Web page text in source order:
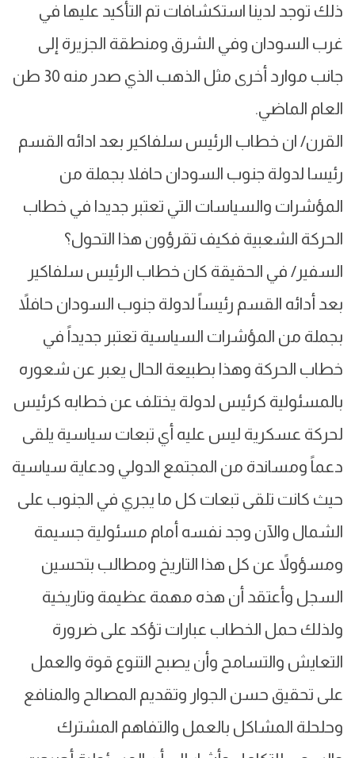
ذلك توجد لدينا استكشافات تم التأكيد عليها في
غرب السودان وفي الشرق ومنطقة الجزيرة إلى
جانب موارد أخرى مثل الذهب الذي صدر منه 30 طن
العام الماضي.
القرن/ ان خطاب الرئيس سلفاكير بعد ادائه القسم
رئيسا لدولة جنوب السودان حافلا بجملة من
المؤشرات والسياسات التي تعتبر جديدا في خطاب
الحركة الشعبية فكيف تقرؤون هذا التحول؟
السفير/ في الحقيقة كان خطاب الرئيس سلفاكير
بعد أدائه القسم رئيساً لدولة جنوب السودان حافلاً
بجملة من المؤشرات السياسية تعتبر جديداً في
خطاب الحركة وهذا بطبيعة الحال يعبر عن شعوره
بالمسئولية كرئيس لدولة يختلف عن خطابه كرئيس
لحركة عسكرية ليس عليه أي تبعات سياسية يلقى
دعماً ومساندة من المجتمع الدولي ودعاية سياسية
حيث كانت تلقى تبعات كل ما يجري في الجنوب على
الشمال والآن وجد نفسه أمام مسئولية جسيمة
ومسؤولاً عن كل هذا التاريخ ومطالب بتحسين
السجل وأعتقد أن هذه مهمة عظيمة وتاريخية
ولذلك حمل الخطاب عبارات تؤكد على ضرورة
التعايش والتسامح وأن يصبح التنوع قوة والعمل
على تحقيق حسن الجوار وتقديم المصالح والمنافع
وحلحلة المشاكل بالعمل والتفاهم المشترك